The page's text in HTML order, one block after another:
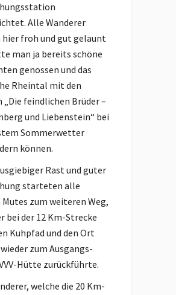
Alle Wanderer
hier froh und gut gelaunt
man ja bereits schöne
genossen und das
Rheintal mit den
„Die feindlichen Brüder –
und Liebenstein“ bei
Sommerwetter
können.
Rast und guter
starteten alle
zum weiteren Weg,
bei der 12 Km-Strecke
Kuhpfad und den Ort
zum Ausgangs-
Hütte zurückführte.
welche die 20 Km-